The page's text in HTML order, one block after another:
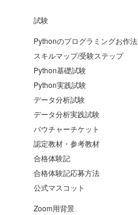
試験
Pythonのプログラミングお作法
スキルマップ/受験ステップ
Python基礎試験
Python実践試験
データ分析試験
データ分析実践試験
バウチャーチケット
認定教材・参考教材
合格体験記
合格体験記応募方法
公式マスコット
Zoom用背景